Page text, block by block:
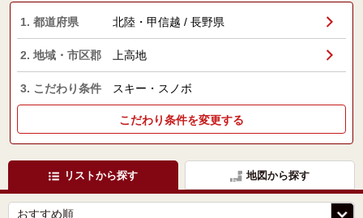
1. 都道府県 北陸・甲信越 / 長野県
2. 地域・市区郡 上高地
3. こだわり条件 スキー・スノボ
こだわり条件を変更する
リストから探す 地図から探す